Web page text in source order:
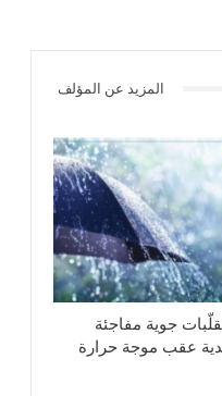
المزيد عن المؤلف
جوية مفاجئة
عقب موجة حرارة